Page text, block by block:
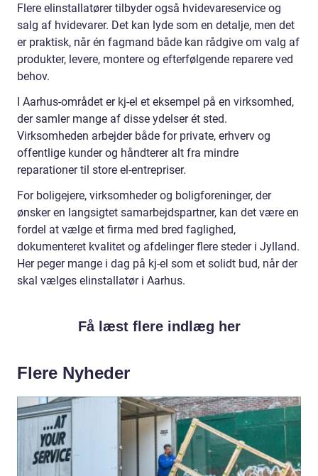
Flere elinstallatører tilbyder også hvidevareservice og
salg af hvidevarer. Det kan lyde som en detalje, men det
er praktisk, når én fagmand både kan rådgive om valg af
produkter, levere, montere og efterfølgende reparere ved
behov.
I Aarhus-området er kj-el et eksempel på en virksomhed,
der samler mange af disse ydelser ét sted.
Virksomheden arbejder både for private, erhverv og
offentlige kunder og håndterer alt fra mindre
reparationer til store el-entrepriser.
For boligejere, virksomheder og boligforeninger, der
ønsker en langsigtet samarbejdspartner, kan det være en
fordel at vælge et firma med bred faglighed,
dokumenteret kvalitet og afdelinger flere steder i Jylland.
Her peger mange i dag på kj-el som et solidt bud, når der
skal vælges elinstallatør i Aarhus.
Få læst flere indlæg her
Flere Nyheder